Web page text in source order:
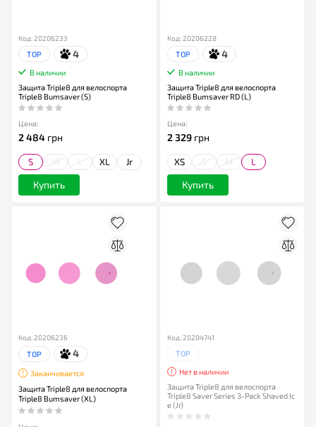
Код: 20206233
TOP 4
В наличии
Защита Triple8 для велоспорта
Triple8 Bumsaver (S)
Цена:
2 484 грн
S XL Jr
Купить
Код: 20206228
TOP 4
В наличии
Защита Triple8 для велоспорта
Triple8 Bumsaver RD (L)
Цена:
2 329грн
XS L
Купить
Код: 20206236
TOP 4
Заканчивается
Защита Triple8 для велоспорта
Triple8 Bumsaver (XL)
Код: 20204741
TOP
Нет в наличии
Защита Triple8 для велоспорта
Triple8 Saver Series 3-Pack Shaved Ic
e (Jr)